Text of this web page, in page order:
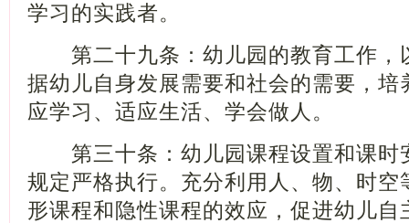
学习的实践者。
第二十九条：幼儿园的教育工作，
据幼儿自身发展需要和社会的需要，培
应学习、适应生活、学会做人。
第三十条：幼儿园课程设置和课时
规定严格执行。充分利用人、物、时空
形课程和隐性课程的效应，促进幼儿自